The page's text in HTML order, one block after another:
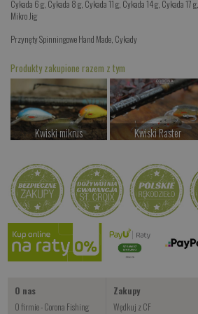
Cykada 6 g, Cykada 8 g, Cykada 11 g, Cykada 14 g, Cykada 17 g,
Mikro Jig
Przynęty Spinningowe Hand Made Cykady
Produkty zakupione razem z tym
Kwiski mikrus
Kup teraz >
Kwiski Raster
Kup teraz >
Wahadłówki pstrągowe
od 22.00 PLN
Kup teraz >
O nas
O firmie - Corona Fishing
Zakupy
Wędkuj z CF